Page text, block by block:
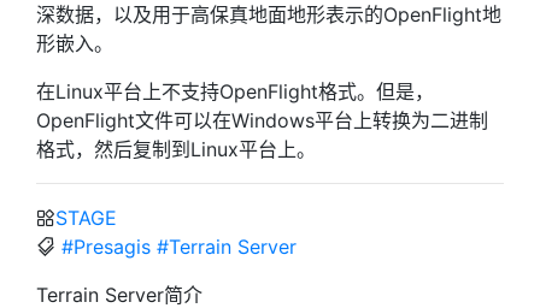
深数据，以及用于高保真地面地形表示的OpenFlight地
形嵌入。
在Linux平台上不支持OpenFlight格式。但是，
OpenFlight文件可以在Windows平台上转换为二进制
格式，然后复制到Linux平台上。
STAGE
#Presagis #Terrain Server
Terrain Server简介